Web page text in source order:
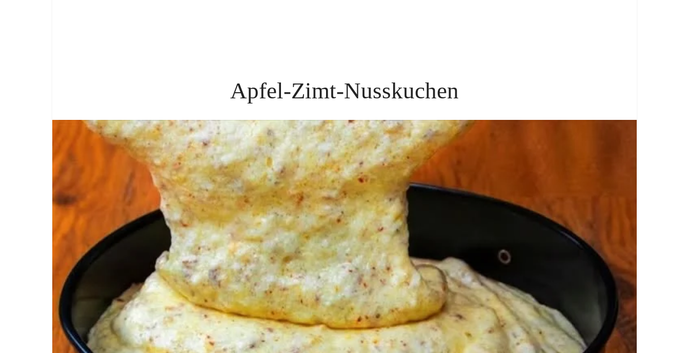
Apfel-Zimt-Nusskuchen